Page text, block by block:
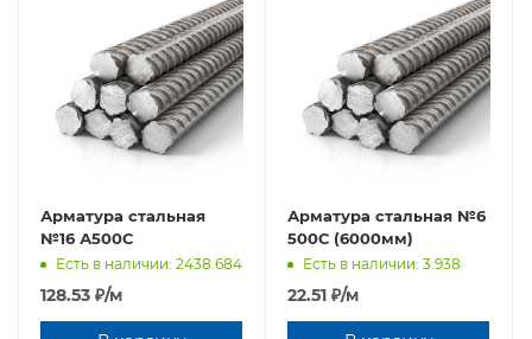
Арматура стальная
№16 А500С
Есть в наличии: 2438.684
128.53 ₽/м
Арматура стальная №6
500С (6000мм)
Есть в наличии: 3.938
22.51 ₽/м